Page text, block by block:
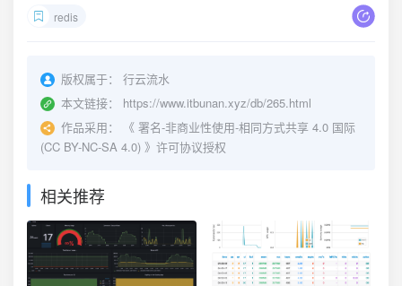
redis
版权属于：
行云流水
本文链接：
https://www.itbunan.xyz/db/265.html
作品采用：
《 署名-非商业性使用-相同方式共享 4.0 国际
(CC BY-NC-SA 4.0) 》许可协议授权
相关推荐